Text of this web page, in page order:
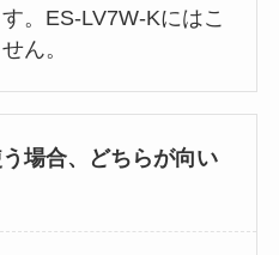
。ES-LV7W-Kにはこ
ん。
場合、どちらが向い